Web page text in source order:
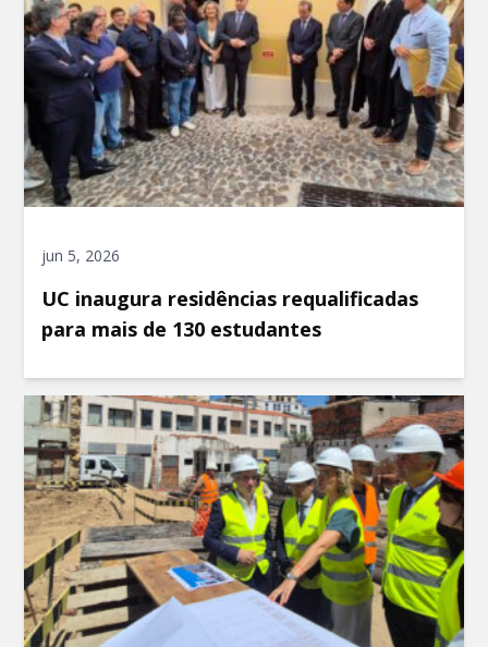
jun 5, 2026
UC inaugura residências requalificadas
para mais de 130 estudantes